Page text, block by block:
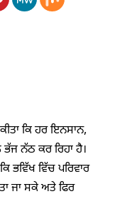
ਕਿ ਹਰ ਇਨਸਾਨ,
ਨੱਠ ਕਰ ਰਿਹਾ ਹੈ।
ਭਵਿੱਖ ਵਿੱਚ ਪਰਿਵਾਰ
ਜਾ ਸਕੇ ਅਤੇ ਫਿਰ